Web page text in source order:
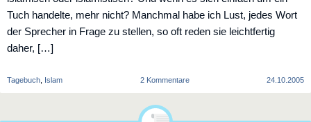
Tuch handelte, mehr nicht? Manchmal habe ich Lust, jedes Wort
der Sprecher in Frage zu stellen, so oft reden sie leichtfertig
daher, […]
Tagebuch Islam 2 Kommentarezu
Tücher
24.10.2005